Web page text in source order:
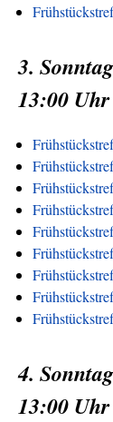
3.
13:00 Uhr
4.
13:00 Uhr